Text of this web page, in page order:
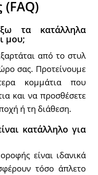
(FAQ)
τα κατάλληλα
μου;
από το στυλ
σας. Προτείνουμε
κομμάτια που
και να προσθέσετε
ή τη διάθεση.
κατάλληλο για
είναι ιδανικά
τόσο άπλετο